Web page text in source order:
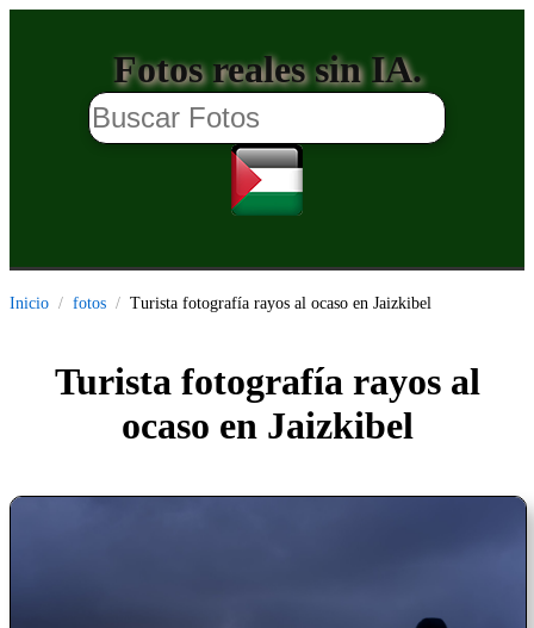
Fotos reales sin IA.
Inicio fotos Turista fotografía rayos al ocaso en Jaizkibel
Turista fotografía rayos al
ocaso en Jaizkibel